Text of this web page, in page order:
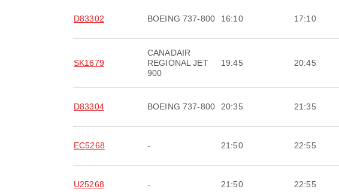
D83302 BOEING 737-800 16:10 17:10
SK1679
CANADAIR
REGIONAL JET
900
19:45 20:45
D83304 BOEING 737-800 20:35 21:35
EC5268 - 21:50 22:55
U25268 - 21:50 22:55